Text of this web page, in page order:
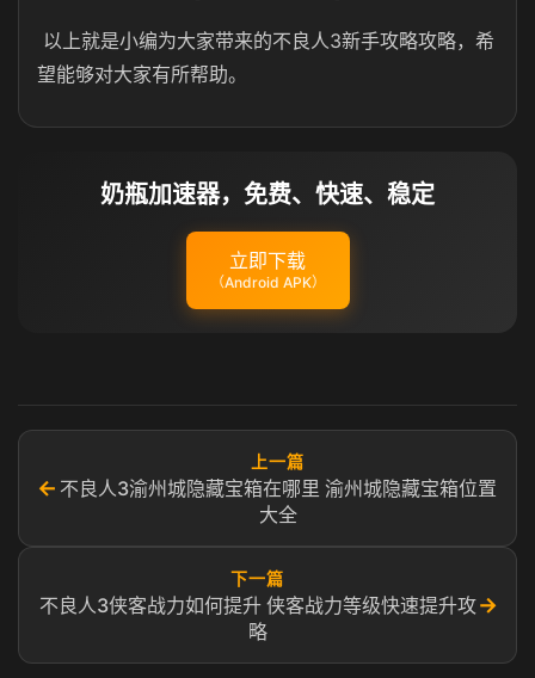
以上就是小编为大家带来的不良人3新手攻略攻略，希
望能够对大家有所帮助。
奶瓶加速器，免费、快速、稳定
立即下载
（Android APK）
←
上一篇
不良人3渝州城隐藏宝箱在哪里 渝州城隐藏宝箱位置
大全
下一篇
不良人3侠客战力如何提升 侠客战力等级快速提升攻
略
→